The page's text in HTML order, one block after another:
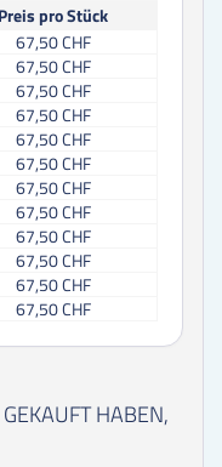
Preis pro Stück
67,50 CHF
67,50 CHF
67,50 CHF
67,50 CHF
67,50 CHF
67,50 CHF
67,50 CHF
67,50 CHF
67,50 CHF
67,50 CHF
67,50 CHF
67,50 CHF
HABEN,